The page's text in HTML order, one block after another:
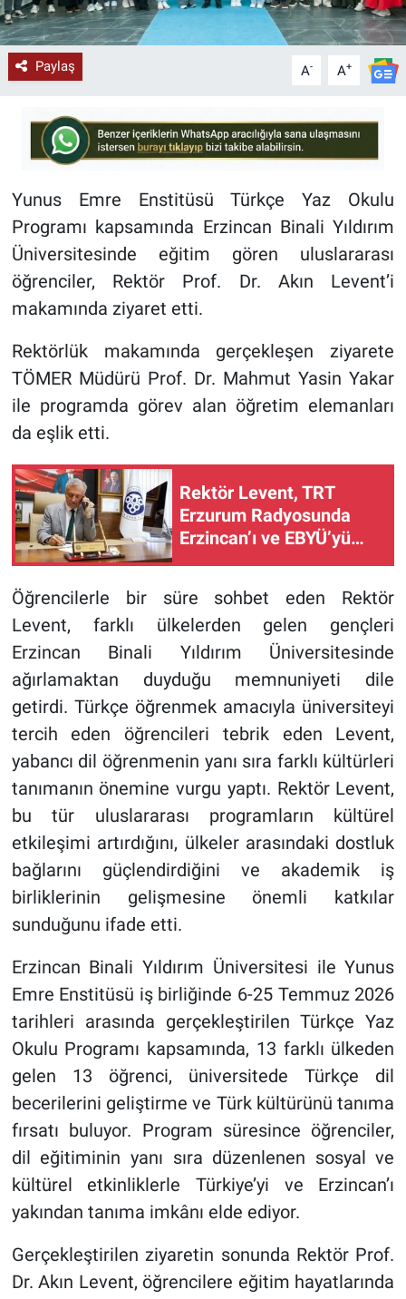
Paylaş A- A+
Yunus Emre Enstitüsü Türkçe Yaz Okulu
Programı kapsamında Erzincan Binali Yıldırım
Üniversitesinde eğitim gören uluslararası
öğrenciler, Rektör Prof. Dr. Akın Levent’i
makamında ziyaret etti.
Rektörlük makamında gerçekleşen ziyarete
TÖMER Müdürü Prof. Dr. Mahmut Yasin Yakar
ile programda görev alan öğretim elemanları
da eşlik etti.
Rektör Levent, TRT
Erzurum Radyosunda
Erzincan’ı ve EBYÜ’yü
Tanıttı
Öğrencilerle bir süre sohbet eden Rektör
Levent, farklı ülkelerden gelen gençleri
Erzincan Binali Yıldırım Üniversitesinde
ağırlamaktan duyduğu memnuniyeti dile
getirdi. Türkçe öğrenmek amacıyla üniversiteyi
tercih eden öğrencileri tebrik eden Levent,
yabancı dil öğrenmenin yanı sıra farklı kültürleri
tanımanın önemine vurgu yaptı. Rektör Levent,
bu tür uluslararası programların kültürel
etkileşimi artırdığını, ülkeler arasındaki dostluk
bağlarını güçlendirdiğini ve akademik iş
birliklerinin gelişmesine önemli katkılar
sunduğunu ifade etti.
Erzincan Binali Yıldırım Üniversitesi ile Yunus
Emre Enstitüsü iş birliğinde 6-25 Temmuz 2026
tarihleri arasında gerçekleştirilen Türkçe Yaz
Okulu Programı kapsamında, 13 farklı ülkeden
gelen 13 öğrenci, üniversitede Türkçe dil
becerilerini geliştirme ve Türk kültürünü tanıma
fırsatı buluyor. Program süresince öğrenciler,
dil eğitiminin yanı sıra düzenlenen sosyal ve
kültürel etkinliklerle Türkiye’yi ve Erzincan’ı
yakından tanıma imkânı elde ediyor.
Gerçekleştirilen ziyaretin sonunda Rektör Prof.
Dr. Akın Levent, öğrencilere eğitim hayatlarında